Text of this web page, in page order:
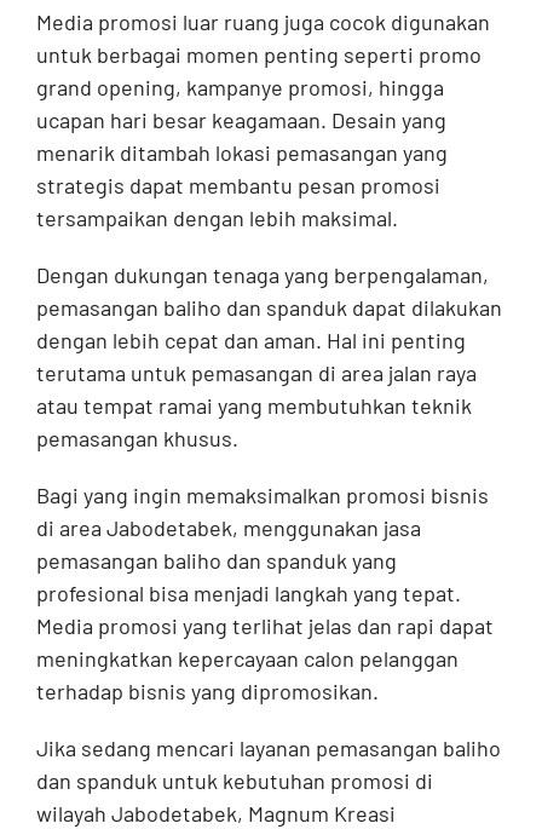
Media promosi luar ruang juga cocok digunakan
untuk berbagai momen penting seperti promo
grand opening, kampanye promosi, hingga
ucapan hari besar keagamaan. Desain yang
menarik ditambah lokasi pemasangan yang
strategis dapat membantu pesan promosi
tersampaikan dengan lebih maksimal.
Dengan dukungan tenaga yang berpengalaman,
pemasangan baliho dan spanduk dapat dilakukan
dengan lebih cepat dan aman. Hal ini penting
terutama untuk pemasangan di area jalan raya
atau tempat ramai yang membutuhkan teknik
pemasangan khusus.
Bagi yang ingin memaksimalkan promosi bisnis
di area Jabodetabek, menggunakan jasa
pemasangan baliho dan spanduk yang
profesional bisa menjadi langkah yang tepat.
Media promosi yang terlihat jelas dan rapi dapat
meningkatkan kepercayaan calon pelanggan
terhadap bisnis yang dipromosikan.
Jika sedang mencari layanan pemasangan baliho
dan spanduk untuk kebutuhan promosi di
wilayah Jabodetabek, Magnum Kreasi